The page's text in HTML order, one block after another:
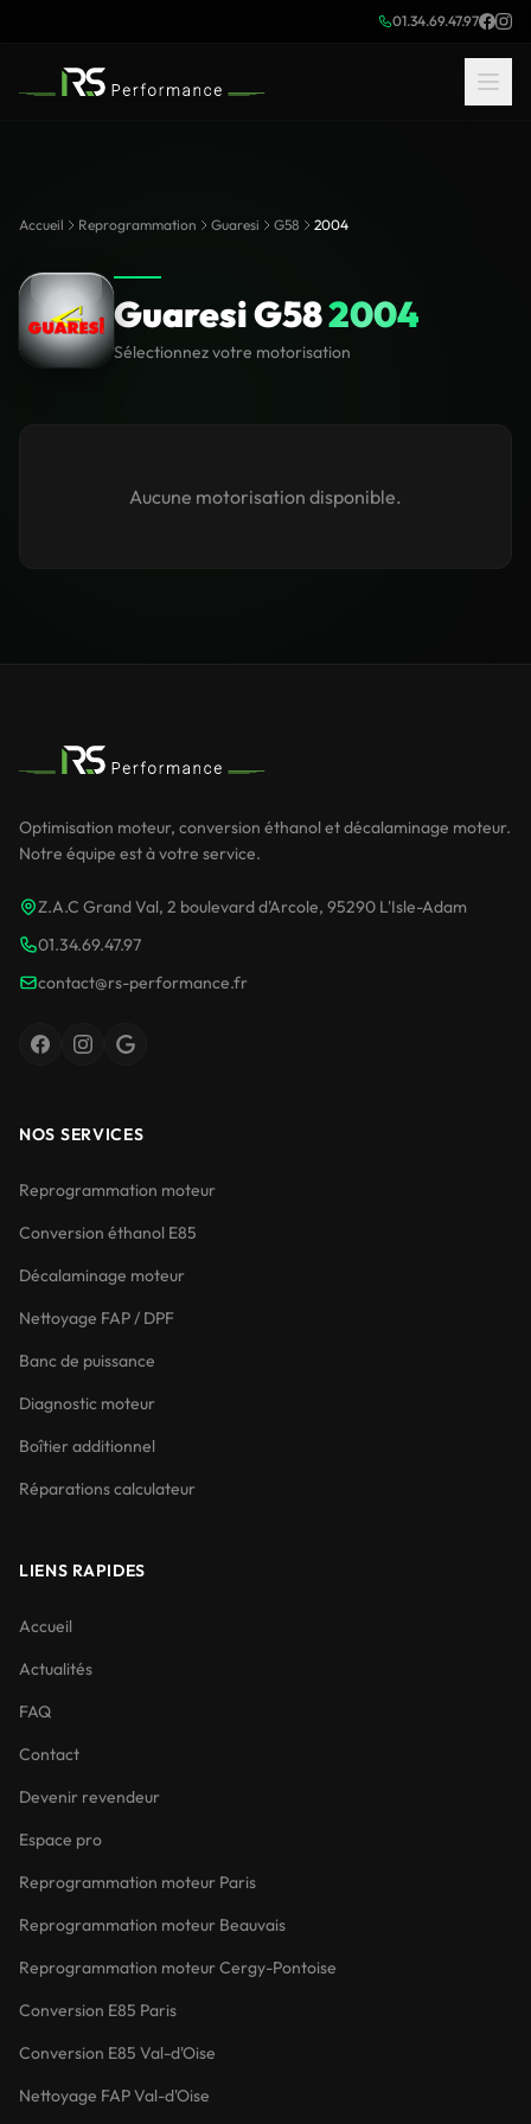
01.34.69.47.97
Accueil Reprogrammation Guaresi G58 2004
Guaresi G582004
Sélectionnez votre motorisation
Aucune motorisation disponible.
Optimisation moteur, conversion éthanol et décalaminage moteur.
Notre équipe est à votre service.
Z.A.C Grand Val, 2 boulevard d'Arcole, 95290 L'Isle-Adam
01.34.69.47.97
contact@rs-performance.fr
NOS SERVICES
Reprogrammation moteur
Conversion éthanol E85
Décalaminage moteur
Nettoyage FAP / DPF
Banc de puissance
Diagnostic moteur
Boîtier additionnel
Réparations calculateur
LIENS RAPIDES
Accueil
Actualités
FAQ
Contact
Devenir revendeur
Espace pro
Reprogrammation moteur Paris
Reprogrammation moteur Beauvais
Reprogrammation moteur Cergy-Pontoise
Conversion E85 Paris
Conversion E85 Val-d'Oise
Nettoyage FAP Val-d'Oise